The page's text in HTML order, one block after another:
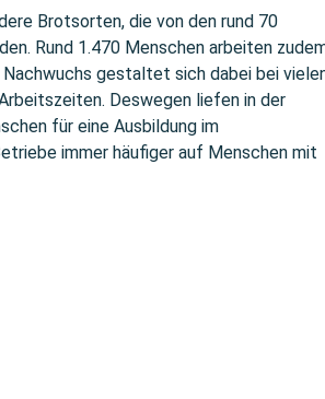
Brotsorten, die von den rund 70
Rund 1.470 Menschen arbeiten
Nachwuchs gestaltet sich dabei bei
Deswegen liefen in der
für eine Ausbildung im
immer häufiger auf Menschen mit